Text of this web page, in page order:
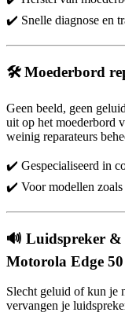
✔️ Snelle diagnose en
🛠️ Moederbord
Geen beeld, geen
uit op het moederbord
weinig reparateurs
✔️ Gespecialiseerd in
✔️ Voor modellen zoals
🔊 Luidspreker
Motorola Edge
Slecht geluid of kun je
vervangen je